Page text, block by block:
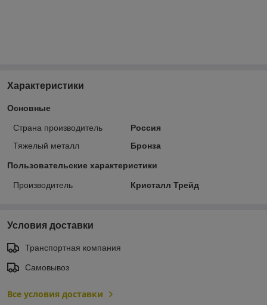
Характеристики
Основные
Страна производитель
Россия
Тяжелый металл
Бронза
Пользовательские характеристики
Производитель Кристалл Трейд
Условия доставки
Транспортная компания
Самовывоз
Все условия доставки